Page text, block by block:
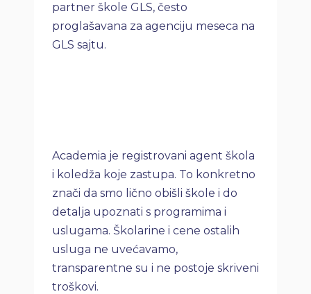
partner škole GLS, često
proglašavana za agenciju meseca na
GLS sajtu.
Academia je registrovani agent škola
i koledža koje zastupa. To konkretno
znači da smo lično obišli škole i do
detalja upoznati s programima i
uslugama. Školarine i cene ostalih
usluga ne uvećavamo,
transparentne su i ne postoje skriveni
troškovi.